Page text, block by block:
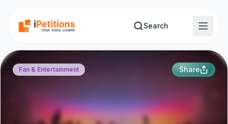
Search
Fan & Entertainment Share